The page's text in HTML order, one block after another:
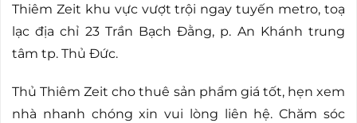
Thiêm Zeit khu vực vượt trội ngay tuyến metro, toạ
lạc địa chỉ 23 Trần Bạch Đằng, p. An Khánh trung
tâm tp. Thủ Đức.
Thủ Thiêm Zeit cho thuê sản phẩm giá tốt, hẹn xem
nhà nhanh chóng xin vui lòng liên hệ. Chăm sóc